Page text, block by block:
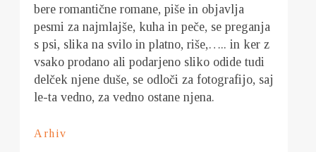
bere romantične romane, piše in objavlja
pesmi za najmlajše, kuha in peče, se preganja
s psi, slika na svilo in platno, riše,….. in ker z
vsako prodano ali podarjeno sliko odide tudi
delček njene duše, se odloči za fotografijo, saj
le-ta vedno, za vedno ostane njena.
Arhiv